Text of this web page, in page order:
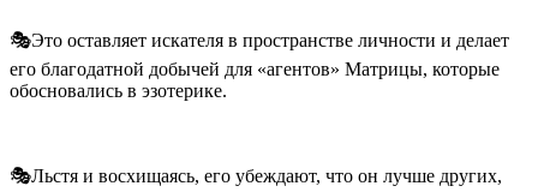
🎭Это оставляет искателя в пространстве личности и делает
его благодатной добычей для «агентов» Матрицы, которые
обосновались в эзотерике.
🎭Льстя и восхищаясь, его убеждают, что он лучше других,